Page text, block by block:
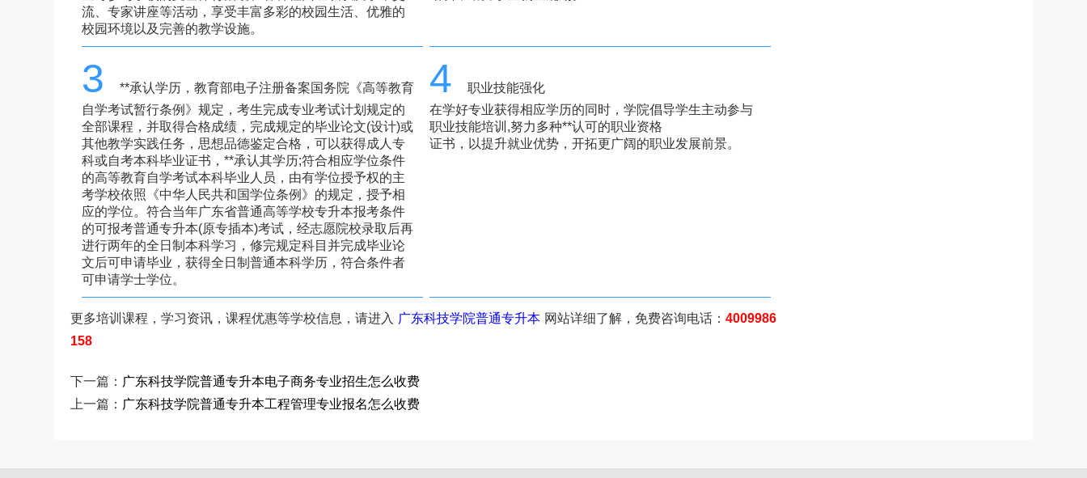
流、专家讲座等活动，享受丰富多彩的校园生活、优雅的
校园环境以及完善的教学设施。
3
**承认学历，教育部电子注册备案国务院《高等教育
自学考试暂行条例》规定，考生完成专业考试计划规定的
全部课程，并取得合格成绩，完成规定的毕业论文(设计)或
其他教学实践任务，思想品德鉴定合格，可以获得成人专
科或自考本科毕业证书，**承认其学历;符合相应学位条件
的高等教育自学考试本科毕业人员，由有学位授予权的主
考学校依照《中华人民共和国学位条例》的规定，授予相
应的学位。符合当年广东省普通高等学校专升本报考条件
的可报考普通专升本(原专插本)考试，经志愿院校录取后再
进行两年的全日制本科学习，修完规定科目并完成毕业论
文后可申请毕业，获得全日制普通本科学历，符合条件者
可申请学士学位。
4
职业技能强化
在学好专业获得相应学历的同时，学院倡导学生主动参与
职业技能培训,努力多种**认可的职业资格
证书，以提升就业优势，开拓更广阔的职业发展前景。
更多培训课程，学习资讯，课程优惠等学校信息，请进入 广东科技学院普通专升本 网站详细了解，免费咨询电话： 4009986
158
下一篇： 广东科技学院普通专升本电子商务专业招生怎么收费
上一篇： 广东科技学院普通专升本工程管理专业报名怎么收费